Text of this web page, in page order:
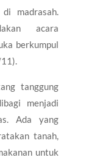
madrasah.
acara
berkumpul
tanggung
menjadi
Ada yang
tanah,
untuk